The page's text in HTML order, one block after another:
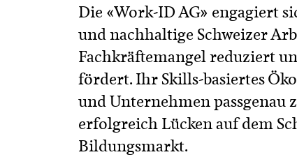
Die «Work-ID AG» engagiert
und nachhaltige Schweizer
Fachkräftemangel reduziert
fördert. Ihr Skills-basiertes
und Unternehmen passgenau
erfolgreich Lücken auf dem
Bildungsmarkt.